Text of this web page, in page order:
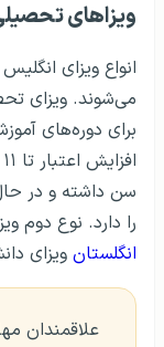
ویزاهای
انواع ویزای
برای دوره‌های
سن داشته و در
را دارد. نوع دوم
انگلستان ویزای
علاقمندان